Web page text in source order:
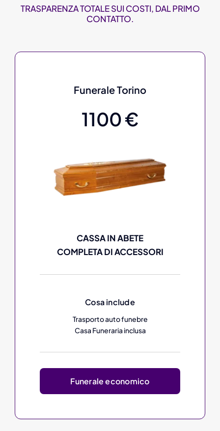
TRASPARENZA TOTALE SUI COSTI, DAL PRIMO
CONTATTO.
Funerale Torino
1100 €
CASSA IN ABETE
COMPLETA DI ACCESSORI
Cosa include
Trasporto auto funebre
Casa Funeraria inclusa
Funerale economico